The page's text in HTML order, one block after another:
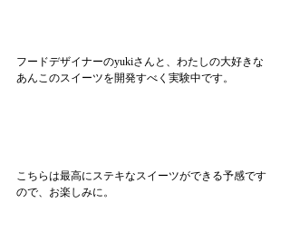
フードデザイナーのyukiさんと、わたしの大好きな
あんこのスイーツを開発すべく実験中です。
こちらは最高にステキなスイーツができる予感です
ので、お楽しみに。